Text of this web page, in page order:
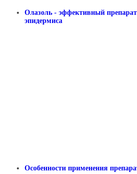
Олазоль - эффективный
эпидермиса
Особенности применения